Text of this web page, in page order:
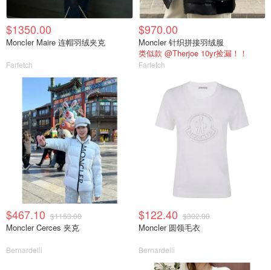
$1350.00
Moncler Maire 连帽羽绒夹克
Farfetch
$970.00
Moncler 针织拼接羽绒服
类似款 @Therjoe 10yr捡漏！！
Farfetch
$467.10 $1153.00
Moncler Cerces 夹克
Bernardelli
$122.40 $302.00
Moncler 圆领毛衣
Bernardelli